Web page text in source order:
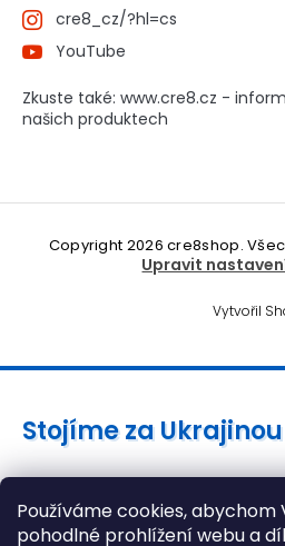
Používáme cookies, abychom
pohodlné prohlížení webu a
cre8_cz/?hl=cs
YouTube
Zkuste také: www.cre8.cz -
našich produktech
Vytvořil
Copyright 2026cre8shop.
Upravit
Stojíme za
Jak a čím pomoci »